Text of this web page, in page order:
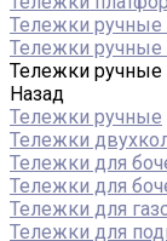
Тележки
Тележки
Тележки ручные
Назад
Тележки ручные
Тележки
Тележки для
Тележки для
Тележки для
Тележки для